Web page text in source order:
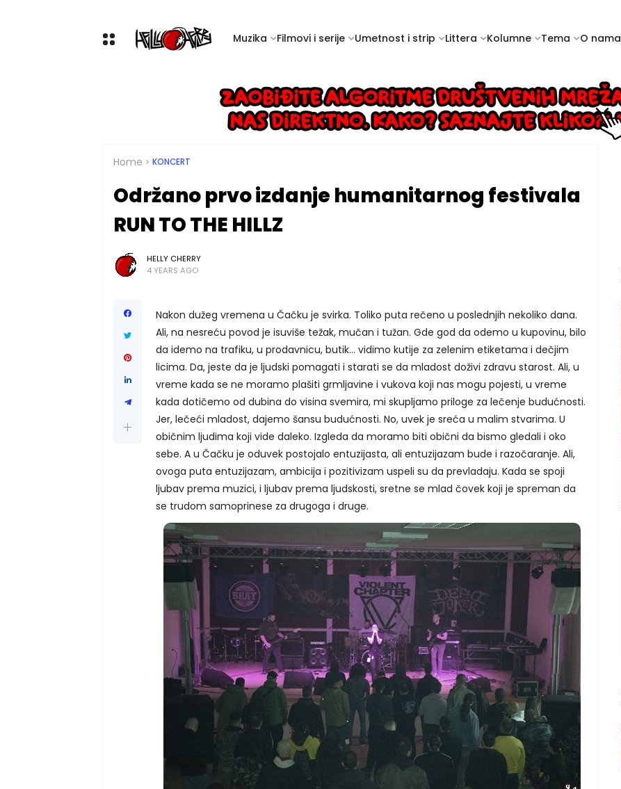
Muzika Filmovi i serije Umetnost i strip Littera Kolumne Tema O nama
Home KONCERT
Održano prvo izdanje humanitarnog festivala
RUN TO THE HILLZ
HELLY CHERRY
4 YEARS AGO
Nakon dužeg vremena u Čačku je svirka. Toliko puta rečeno u poslednjih nekoliko dana.
Ali, na nesreću povod je isuviše težak, mučan i tužan. Gde god da odemo u kupovinu, bilo
da idemo na trafiku, u prodavnicu, butik... vidimo kutije za zelenim etiketama i dečjim
licima. Da, jeste da je ljudski pomagati i starati se da mladost doživi zdravu starost. Ali, u
vreme kada se ne moramo plašiti grmljavine i vukova koji nas mogu pojesti, u vreme
kada dotičemo od dubina do visina svemira, mi skupljamo priloge za lečenje budućnosti.
Jer, lečeći mladost, dajemo šansu budućnosti. No, uvek je sreća u malim stvarima. U
običnim ljudima koji vide daleko. Izgleda da moramo biti obični da bismo gledali i oko
sebe. A u Čačku je oduvek postojalo entuzijasta, ali entuzijazam bude i razočaranje. Ali,
ovoga puta entuzijazam, ambicija i pozitivizam uspeli su da prevladaju. Kada se spoji
ljubav prema muzici, i ljubav prema ljudskosti, sretne se mlad čovek koji je spreman da
se trudom samoprinese za drugoga i druge.